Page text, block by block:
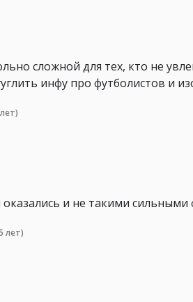
сложной для тех, кто не
инфу про футболистов и
и не такими
лет)